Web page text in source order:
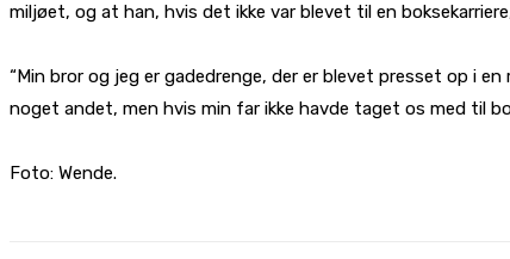
miljøet, og at han, hvis det ikke var blevet til en
“Min bror og jeg er gadedrenge, der er blevet presset op i
noget andet, men hvis min far ikke havde taget os med til
Foto: Wende.